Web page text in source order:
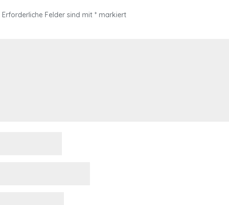
Erforderliche Felder sind mit * markiert